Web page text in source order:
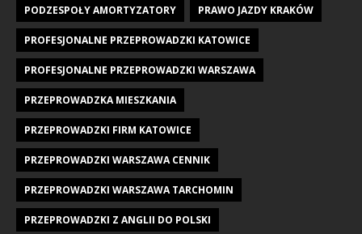
PODZESPOŁY AMORTYZATORY PRAWO JAZDY KRAKÓW
PROFESJONALNE PRZEPROWADZKI KATOWICE
PROFESJONALNE PRZEPROWADZKI WARSZAWA
PRZEPROWADZKA MIESZKANIA
PRZEPROWADZKI FIRM KATOWICE
PRZEPROWADZKI WARSZAWA CENNIK
PRZEPROWADZKI WARSZAWA TARCHOMIN
PRZEPROWADZKI Z ANGLII DO POLSKI